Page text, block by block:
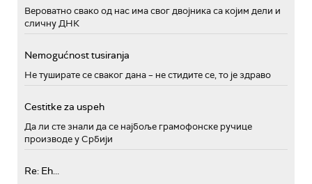
Вероватно свако од нас има свог двојника са којим дели и
сличну ДНК
Nemogućnost tusiranja
Не туширате се сваког дана – не стидите се, то је здраво
Cestitke za uspeh
Да ли сте знали да се најбоље грамофонске ручице
производе у Србији
Re: Eh...